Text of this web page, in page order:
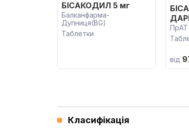
БІСАКОДИЛ 5 мг
Балканфарма-
Дупниця(BG)
Таблетки
ПрАТ
від
Класифікація